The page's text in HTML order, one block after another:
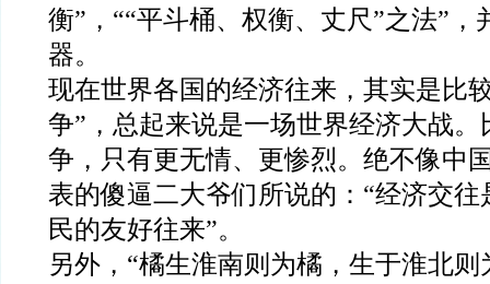
衡” ， ““平斗桶、权衡、丈尺”之法”
器。
现在世界各国的经济往来，其实是比
争” ，总起来说是一场世界经济大战
争，只有更无情、更惨烈。绝不像中
表的傻逼二大爷们所说的： “经济交往
民的友好往来”。
另外， “橘生淮南则为橘，生于淮北则